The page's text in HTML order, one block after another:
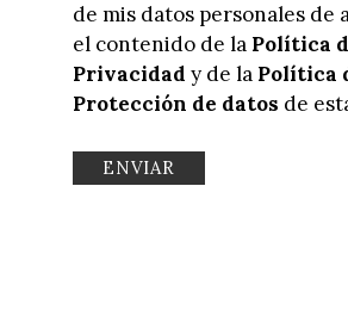
de mis datos personales de
el contenido de la Política
Privacidad y de la Política
Protección de datos de